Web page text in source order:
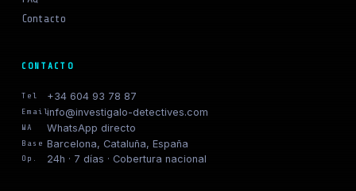
Contacto
CONTACTO
Tel +34 604 93 78 87
Emailinfo@investigalo-detectives.com
WA WhatsApp directo
Base Barcelona, Cataluña, España
Op. 24h · 7 días · Cobertura nacional